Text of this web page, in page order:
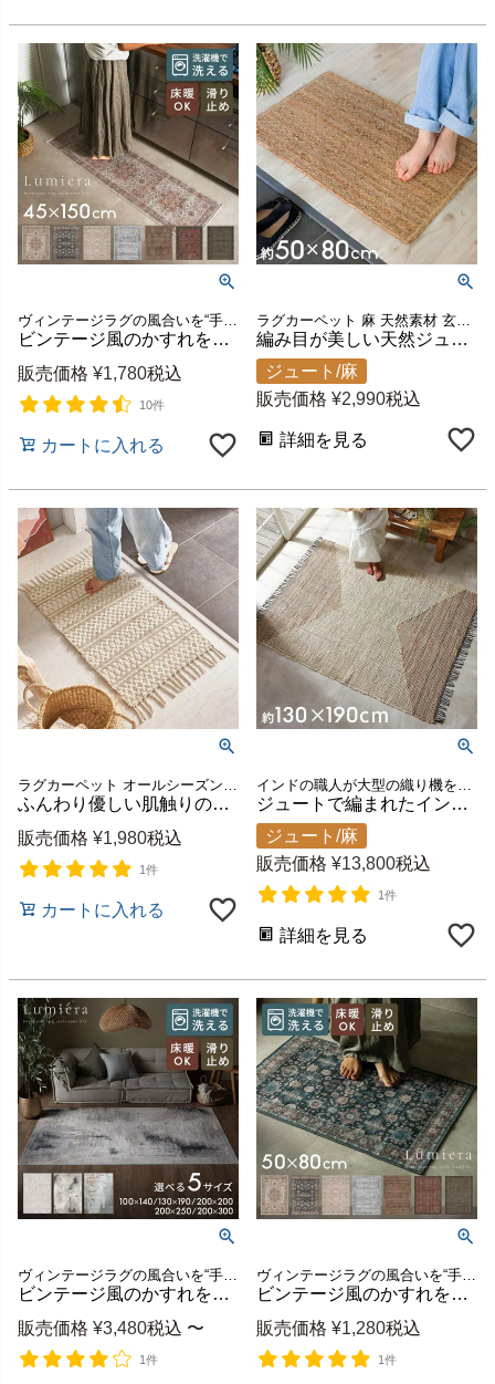
ヴィンテージラグの風合いを“手軽に・清潔に”楽しめるウォッシャブルラグマット
ビンテージ風のかすれを再現したペルシャデザインのおしゃれなキッチンマット Lumiera /約45x150cm 洗濯機で丸洗いOK 薄手で簡単お掃除＆軽くて畳めてラクラク収納 床暖ホットカーペット対応のオールシーズンOK [84408]
販売価格 ¥1,780税込
10件
カートに入れる
ラグカーペット 麻 天然素材 玄関マット 黄麻 ハンドメイド
編み目が美しい天然ジュート100%の玄関マット 約50×80cm ナチュラル インド製 [34436]
ジュート/麻
販売価格 ¥2,990税込
詳細を見る
ラグカーペット オールシーズン 春 夏 秋 冬 フリンジ ボーホー
ふんわり優しい肌触りの洗えるコットンシェニールマット シンメトリー柄 約W50×D80cm 手織り [34573]
販売価格 ¥1,980税込
1件
カートに入れる
インドの職人が大型の織り機を用いて丁寧に作り上げたジュートラグ
ジュートで編まれたインドのハンドメイドラグカーペット[34641]
ジュート/麻
販売価格 ¥13,800税込
1件
詳細を見る
ヴィンテージラグの風合いを“手軽に・清潔に”楽しめるウォッシャブルラグマット
ビンテージ風のかすれを再現したアブストラクトデザインのおしゃれなラグマット Lumiera 洗濯機で丸洗いOK 薄手で簡単お掃除＆軽くて畳めてラクラク収納 床暖ホットカーペット対応のオールシーズンOK [84412]
販売価格 ¥3,480税込 〜
1件
ヴィンテージラグの風合いを“手軽に・清潔に”楽しめるウォッシャブルラグマット
ビンテージ風のかすれを再現したペルシャデザインのおしゃれな玄関マット Lumiera /約50x80cm 洗濯機で丸洗いOK 薄手で簡単お掃除＆軽くて畳めてラクラク収納 床暖ホットカーペット対応のオールシーズンOK [84407]
販売価格 ¥1,280税込
1件